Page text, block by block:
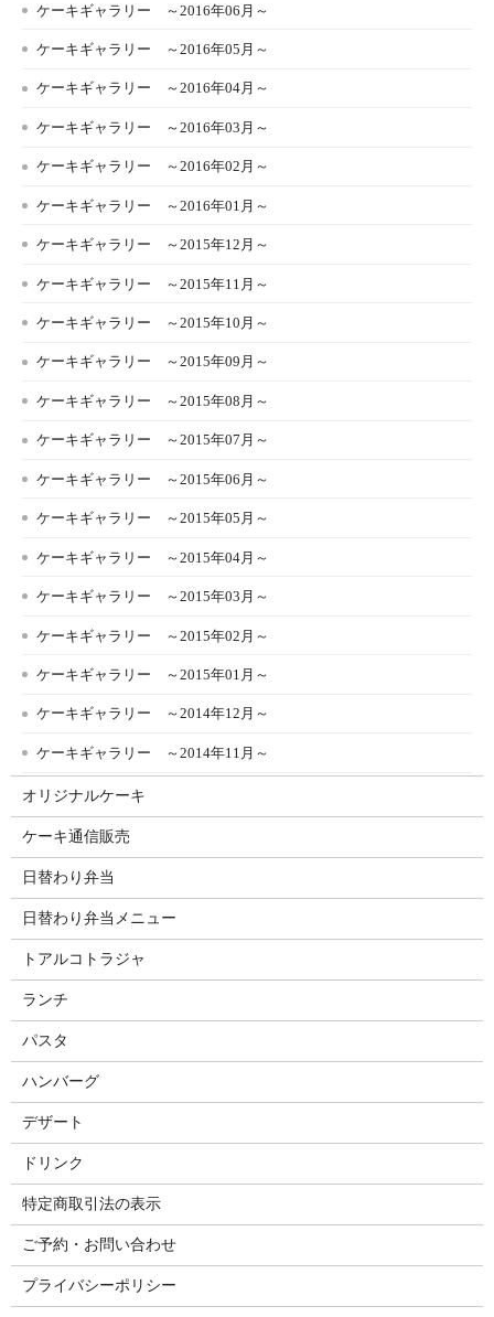
ケーキギャラリー ～2016年06月～
ケーキギャラリー ～2016年05月～
ケーキギャラリー ～2016年04月～
ケーキギャラリー ～2016年03月～
ケーキギャラリー ～2016年02月～
ケーキギャラリー ～2016年01月～
ケーキギャラリー ～2015年12月～
ケーキギャラリー ～2015年11月～
ケーキギャラリー ～2015年10月～
ケーキギャラリー ～2015年09月～
ケーキギャラリー ～2015年08月～
ケーキギャラリー ～2015年07月～
ケーキギャラリー ～2015年06月～
ケーキギャラリー ～2015年05月～
ケーキギャラリー ～2015年04月～
ケーキギャラリー ～2015年03月～
ケーキギャラリー ～2015年02月～
ケーキギャラリー ～2015年01月～
ケーキギャラリー ～2014年12月～
ケーキギャラリー ～2014年11月～
オリジナルケーキ
ケーキ通信販売
日替わり弁当
日替わり弁当メニュー
トアルコトラジャ
ランチ
パスタ
ハンバーグ
デザート
ドリンク
特定商取引法の表示
ご予約・お問い合わせ
プライバシーポリシー